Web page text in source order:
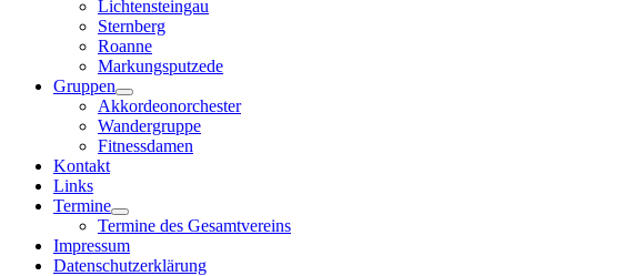
Lichtensteingau
Sternberg
Roanne
Markungsputzede
Gruppen
Akkordeonorchester
Wandergruppe
Fitnessdamen
Kontakt
Links
Termine
Termine des Gesamtvereins
Impressum
Datenschutzerklärung